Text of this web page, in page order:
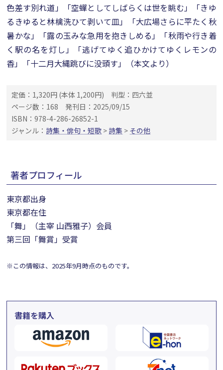
色差す別れ道」「空蟬としてしばらくは世を眺む」「きゆ
るきゆると林檎洗ひて剥いて皿」「大広場さらに平たく秋
暑かな」「露の玉みな急用を抱きしめる」「秋雨や行き着
く駅の名を灯し」「逃げてゆく追ひかけてゆくレモンの
香」「十二月大縄跳びに没頭す」（本文より）
定価：1,320円 (本体 1,200円)
判型：四六並
ページ数：168
発刊日：2025/09/15
ISBN：978-4-286-26852-1
ジャンル： 詩集・俳句・短歌 > 詩集 > その他
著者プロフィール
東京都出身
東京都在住
「舞」（主宰 山西雅子）会員
第三回「舞賞」受賞
※この情報は、2025年9月時点のものです。
書籍を購入